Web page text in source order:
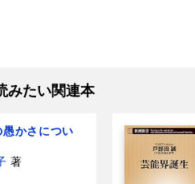
みたい関連本
愚かさについ
著